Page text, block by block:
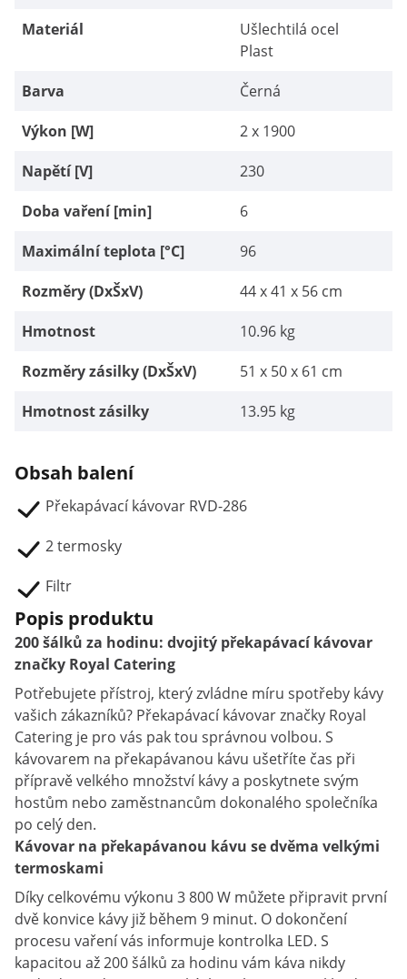
Materiál
Ušlechtilá ocel
Plast
Barva
Černá
Výkon [W]
2 x 1900
Napětí [V]
230
Doba vaření [min]
6
Maximální teplota [°C]
96
Rozměry (DxŠxV)
44 x 41 x 56 cm
Hmotnost
10.96 kg
Rozměry zásilky (DxŠxV)
51 x 50 x 61 cm
Hmotnost zásilky
13.95 kg
Obsah balení
Překapávací kávovar RVD-286
2 termosky
Filtr
Popis produktu
200 šálků za hodinu: dvojitý překapávací kávovar
značky Royal Catering
Potřebujete přístroj, který zvládne míru spotřeby kávy
vašich zákazníků? Překapávací kávovar značky Royal
Catering je pro vás pak tou správnou volbou. S
kávovarem na překapávanou kávu ušetříte čas při
přípravě velkého množství kávy a poskytnete svým
hostům nebo zaměstnancům dokonalého společníka
po celý den.
Kávovar na překapávanou kávu se dvěma velkými
termoskami
Díky celkovému výkonu 3 800 W můžete připravit první
dvě konvice kávy již během 9 minut. O dokončení
procesu vaření vás informuje kontrolka LED. S
kapacitou až 200 šálků za hodinu vám káva nikdy